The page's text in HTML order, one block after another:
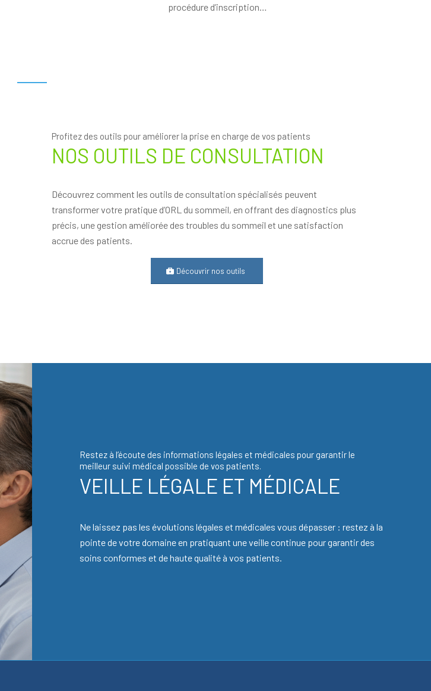
procédure d’inscription…
Profitez des outils pour améliorer la prise en charge de vos patients
NOS OUTILS DE CONSULTATION
Découvrez comment les outils de consultation spécialisés peuvent
transformer votre pratique d’ORL du sommeil, en offrant des diagnostics plus
précis, une gestion améliorée des troubles du sommeil et une satisfaction
accrue des patients.
Découvrir nos outils
Restez à l’écoute des informations légales et médicales pour garantir le
meilleur suivi médical possible de vos patients.
VEILLE LÉGALE ET MÉDICALE
Ne laissez pas les évolutions légales et médicales vous dépasser : restez à la
pointe de votre domaine en pratiquant une veille continue pour garantir des
soins conformes et de haute qualité à vos patients.